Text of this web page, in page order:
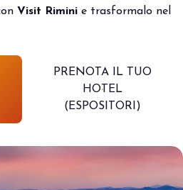
Visit Rimini e trasformalo nel
PRENOTA IL TUO
HOTEL
(ESPOSITORI)